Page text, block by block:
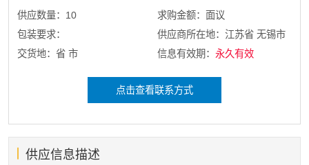
供应数量：10
求购金额：面议
包装要求：
供应商所在地：江苏省 无锡市
交货地：省 市
信息有效期： 永久有效
点击查看联系方式
供应信息描述